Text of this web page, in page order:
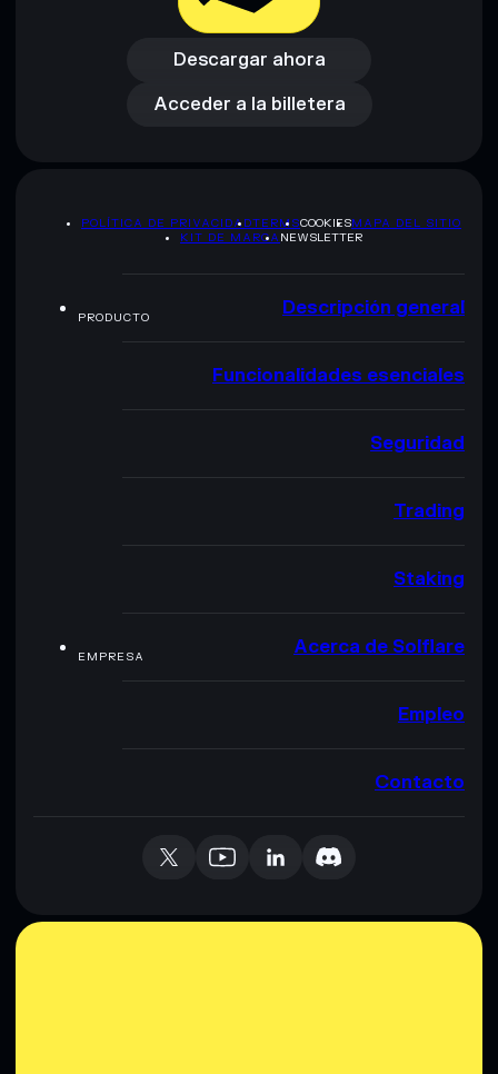
Descargar ahora
Descargar ahora
Acceder a la billetera
Acceder a la billetera
POLÍTICA DE PRIVACIDADTERMSCOOKIESMAPA DEL SITIO
KIT DE MARCA NEWSLETTER
PRODUCTO Descripción general
Funcionalidades esenciales
Seguridad
Trading
Staking
EMPRESA Acerca de Solflare
Empleo
Contacto